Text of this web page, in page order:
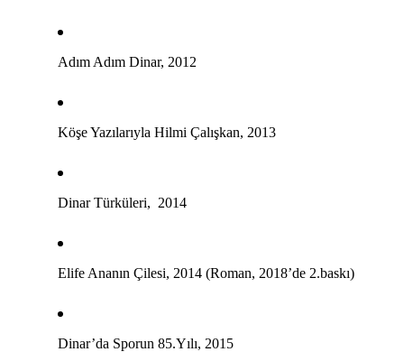
Adım Adım Dinar, 2012
Köşe Yazılarıyla Hilmi Çalışkan, 2013
Dinar Türküleri, 2014
Elife Ananın Çilesi, 2014 (Roman, 2018’de 2.baskı)
Dinar’da Sporun 85.Yılı, 2015